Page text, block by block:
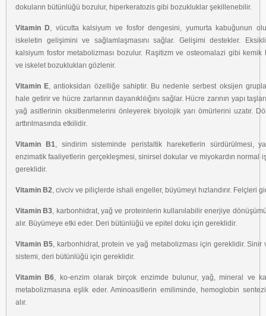
dokuların bütünlüğü bozulur, hiperkeratozis gibi bozukluklar şekillenebilir.
Vitamin D, vücutta kalsiyum ve fosfor dengesini, yumurta kabuğunun
iskeletin gelişimini ve sağlamlaşmasını sağlar. Gelişimi destekler.
kalsiyum fosfor metabolizması bozulur. Raşitizm ve osteomalazi gibi kemik
ve iskelet bozuklukları gözlenir.
Vitamin E, antioksidan özelliğe sahiptir. Bu nedenle serbest oksijen
hale getirir ve hücre zarlarının dayanıklılığını sağlar. Hücre zarının yapı
yağ asitlerinin oksitlenmelerini önleyerek biyolojik yarı ömürlerini uzatır.
arttırılmasında etkilidir.
Vitamin B1, sindirim sisteminde peristaltik hareketlerin sürdürülmesi,
enzimatik faaliyetlerin gerçekleşmesi, sinirsel dokular ve miyokardın normal
gereklidir.
Vitamin B2, civciv ve piliçlerde ishali engeller, büyümeyi hızlandırır. Felçleri
Vitamin B3, karbonhidrat, yağ ve proteinlerin kullanılabilir enerjiye
alır. Büyümeye etki eder. Deri bütünlüğü ve epitel doku için gereklidir.
Vitamin B5, karbonhidrat, protein ve yağ metabolizması için gereklidir. Sinir
sistemi, deri bütünlüğü için gereklidir.
Vitamin B6, ko-enzim olarak birçok enzimde bulunur, yağ, mineral ve
metabolizmasına eşlik eder. Aminoasitlerin emiliminde, hemoglobin
alır.